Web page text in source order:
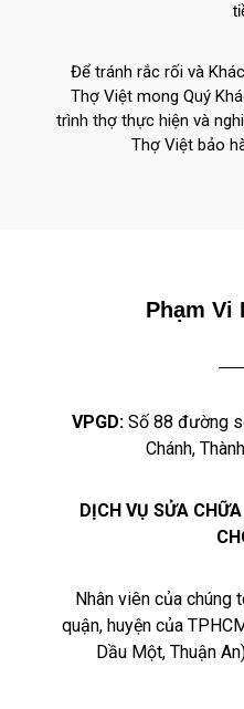
Để tránh rắc rối và
Thợ Việt mong Quý
trình thợ thực hiện và
Thợ Việt bảo
Phạm Vi
VPGD: Số 88 đường
Chánh,
DỊCH VỤ SỬA
Nhân viên của chúng
quận, huyện của
Dầu Một, Thuận